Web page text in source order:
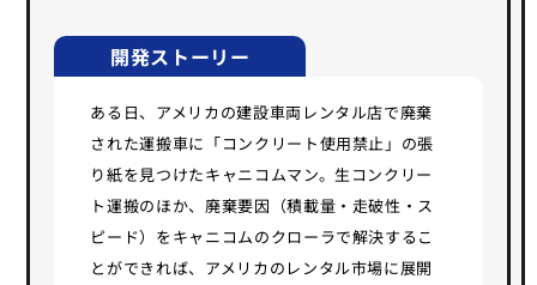
開発ストーリー
ある日、アメリカの建設車両レンタル店で廃棄
された運搬車に「コンクリート使用禁止」の張
り紙を見つけたキャニコムマン。生コンクリー
ト運搬のほか、廃棄要因（積載量・走破性・ス
ピード）をキャニコムのクローラで解決するこ
とができれば、アメリカのレンタル市場に展開